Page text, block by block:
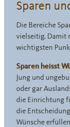
Sparen
Die Bereiche
vielseitig. Damit
wichtigsten
Sparen heisst
Jung und
oder gar
die Einrichtung
die
Wünsche